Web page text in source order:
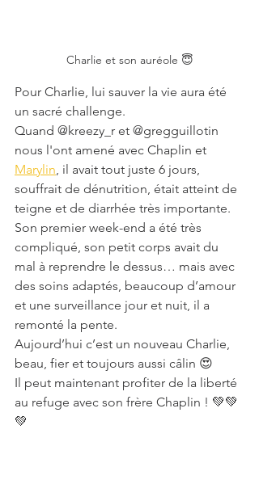
Charlie et son auréole 😇
Pour Charlie, lui sauver la vie aura été
un sacré challenge.
Quand @kreezy_r et @gregguillotin
nous l'ont amené avec Chaplin et
Marylin, il avait tout juste 6 jours,
souffrait de dénutrition, était atteint de
teigne et de diarrhée très importante.
Son premier week-end a été très
compliqué, son petit corps avait du
mal à reprendre le dessus… mais avec
des soins adaptés, beaucoup d’amour
et une surveillance jour et nuit, il a
remonté la pente.
Aujourd’hui c’est un nouveau Charlie,
beau, fier et toujours aussi câlin 😍
Il peut maintenant profiter de la liberté
au refuge avec son frère Chaplin ! 💚💚
💚